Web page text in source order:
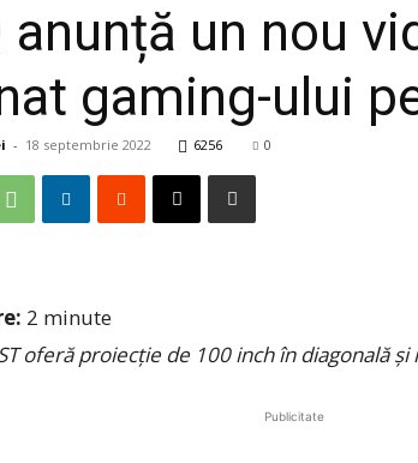
anunță un nou
gaming-ului
- 18 septembrie 2022 6256 0
2 minute
oferă proiecţie de 100 inch în diagonală
Publicitate